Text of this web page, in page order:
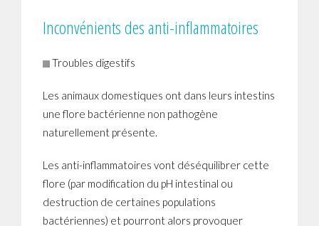
Inconvénients des anti-inflammatoires
Troubles digestifs
Les animaux domestiques ont dans leurs intestins
une flore bactérienne non pathogène
naturellement présente.
Les anti-inflammatoires vont déséquilibrer cette
flore (par modification du pH intestinal ou
destruction de certaines populations
bactériennes) et pourront alors provoquer